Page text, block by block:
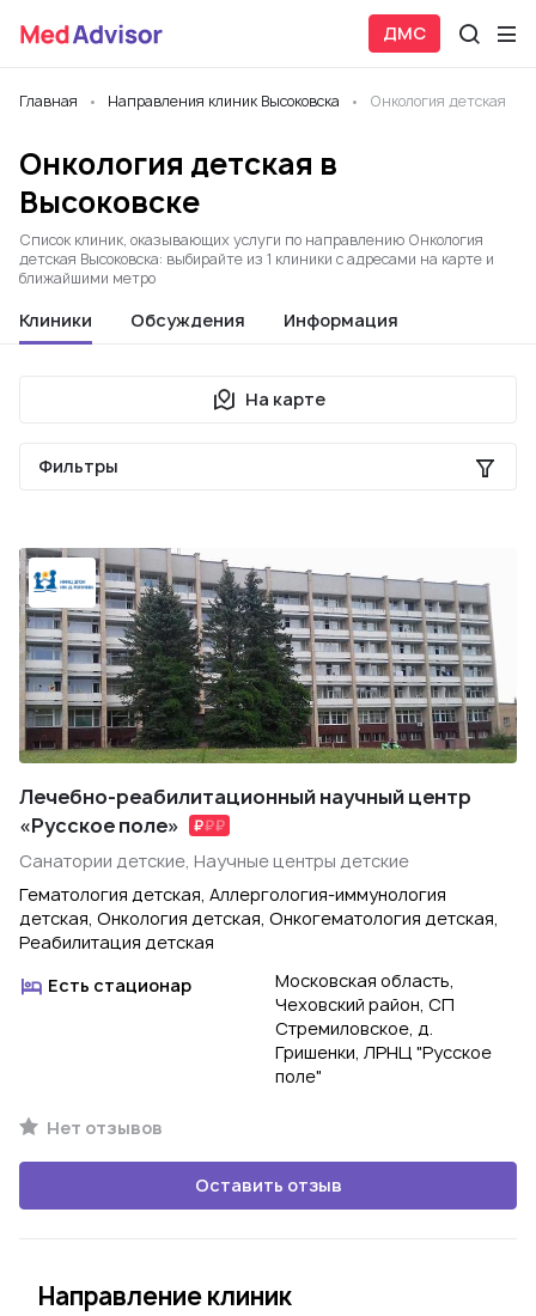
ДМС
Главная Направления клиник Высоковска Онкология детская
Онкология детская в
Высоковске
Список клиник, оказывающих услуги по направлению Онкология
детская Высоковска: выбирайте из 1 клиники с адресами на карте и
ближайшими метро
Клиники Обсуждения Информация
На карте
Фильтры
Лечебно-реабилитационный научный центр
«Русское поле»
Санатории детские, Научные центры детские
Гематология детская, Аллергология-иммунология
детская, Онкология детская, Онкогематология детская,
Реабилитация детская
Есть стационар
Московская область,
Чеховский район, СП
Стремиловское, д.
Гришенки, ЛРНЦ "Русское
поле"
Нет отзывов
Оставить отзыв
Направление клиник